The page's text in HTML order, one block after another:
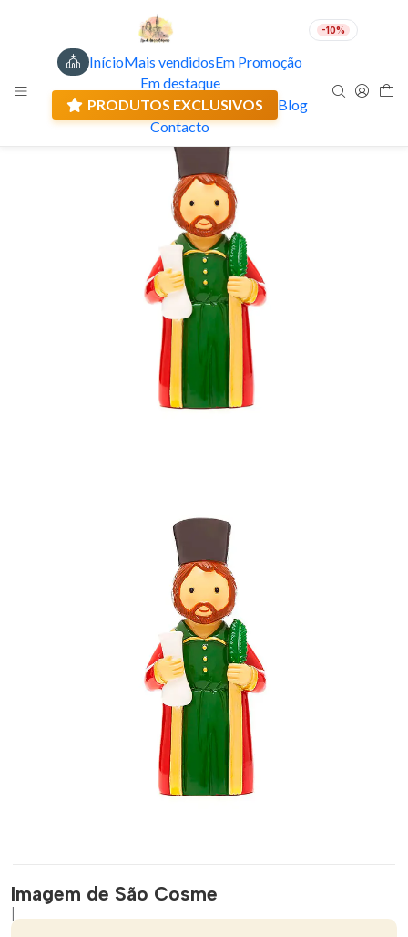
-10%
InícioMais vendidosEm Promoção
Em destaque
PRODUTOS EXCLUSIVOS
Blog
Contacto
EUR
Imagem de São Cosme